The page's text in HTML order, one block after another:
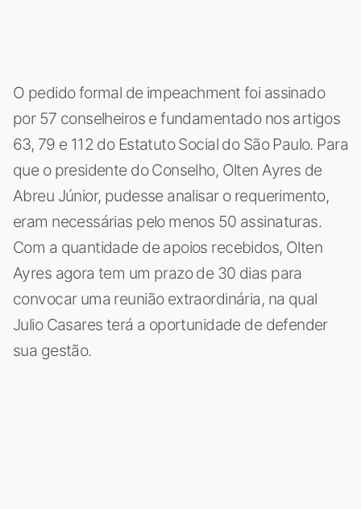
O pedido formal de impeachment foi assinado
por 57 conselheiros e fundamentado nos artigos
63, 79 e 112 do Estatuto Social do São Paulo. Para
que o presidente do Conselho, Olten Ayres de
Abreu Júnior, pudesse analisar o requerimento,
eram necessárias pelo menos 50 assinaturas.
Com a quantidade de apoios recebidos, Olten
Ayres agora tem um prazo de 30 dias para
convocar uma reunião extraordinária, na qual
Julio Casares terá a oportunidade de defender
sua gestão.